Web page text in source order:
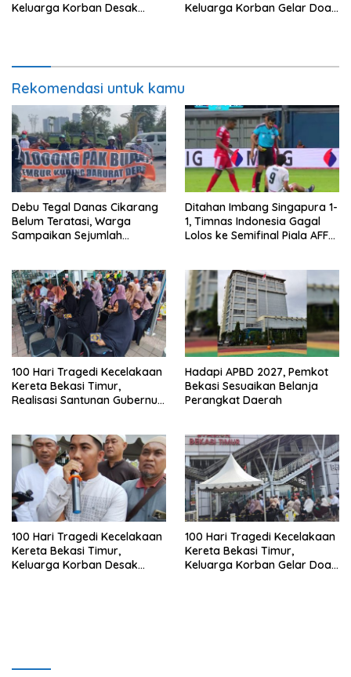
Keluarga Korban Desak
Keluarga Korban Gelar Doa
Rekomendasi untuk kamu
Debu Tegal Danas Cikarang
Belum Teratasi, Warga
Sampaikan Sejumlah
Ditahan Imbang Singapura 1-
1, Timnas Indonesia Gagal
Lolos ke Semifinal Piala AFF
100 Hari Tragedi Kecelakaan
Kereta Bekasi Timur,
Realisasi Santunan Gubernur
Hadapi APBD 2027, Pemkot
Bekasi Sesuaikan Belanja
Perangkat Daerah
100 Hari Tragedi Kecelakaan
Kereta Bekasi Timur,
Keluarga Korban Desak
100 Hari Tragedi Kecelakaan
Kereta Bekasi Timur,
Keluarga Korban Gelar Doa